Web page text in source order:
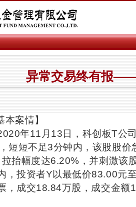
异常交易终有报
案情】
年11 月 13 日，科创板T公
短短不足3分钟内，该股股价
拉抬幅度达6.20% ，并刺激该
，投资者Y以最低价83.00元
，成交18.84万股，成交金额